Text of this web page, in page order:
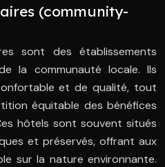
(community-
sont des établissements
la communauté locale. Ils
et de qualité, tout
équitable des bénéfices
hôtels sont souvent situés
et préservés, offrant aux
sur la nature environnante.